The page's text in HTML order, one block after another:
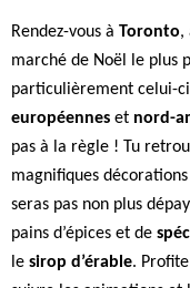
Rendez-vous à Toronto,
marché de Noël le plus
particulièrement celui-
européennes et nord-
pas à la règle ! Tu
magnifiques
seras pas non plus
pains d’épices et de
le sirop d’érable.